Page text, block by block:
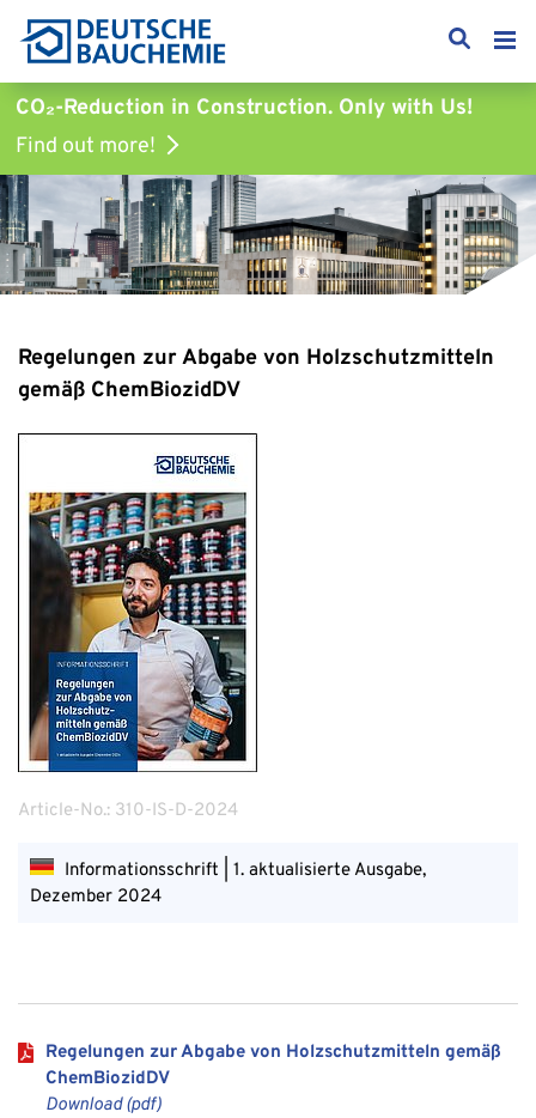
CO₂-Reduction in Construction. Only with Us!
Find out more!
Regelungen zur Abgabe von Holzschutzmitteln
gemäß ChemBiozidDV
Article-No.: 310-IS-D-2024
Informationsschrift | 1. aktualisierte Ausgabe,
Dezember 2024
Regelungen zur Abgabe von Holzschutzmitteln gemäß
ChemBiozidDV
Download (pdf)